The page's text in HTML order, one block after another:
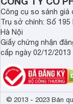
Công cụ so sánh giá
Trụ sở chính: Số 195
Hà Nội
Giấy chứng nhận
cấp ngày 02/12/2013
© 2013 - 2023 Bản